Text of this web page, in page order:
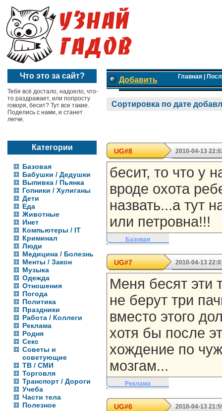
Что это за сайт?
Тебя всё достало, надоело, что-
то раздражает, или попросту
говоря, бесит? Тут все такие.
Поделись с нами, и станет
легче.
Категории
Базовая
Бабушки / Дедушки
Выпивка / Пьянка
Гопники / Хулиганы
Дети
Еда
Животные
Инет
Компьютеры / IT
Криминал
Люди
Медицина / Болезнь
Менты / Закон
Музыка
Одежда
Отношения
Погода
Политика
Праздники
Работа / Коллеги
Реклама
Родня
Секс
Советы и
советующие
ТВ / СМИ
Торговля
Транспорт / Дороги
Учеба
Части тела
Полезное
Добавить Главная|
Сортировка по дате
UG#8 2010-04-13
бесит, то что у
вроде охота
назвать...а тут
или петровна!!!
Базовая
UG#7 2010-04-13
Меня бесят эти
не берут три
вместо этого
хотя бы после
хождение по
мозгам...
Реклама
UG#6 2010-04-13